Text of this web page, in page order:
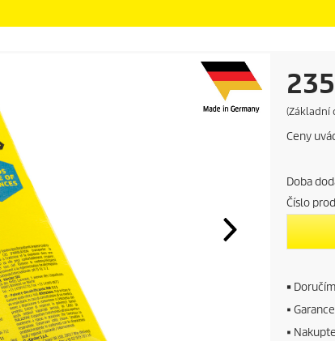
C
u
r
r
e
n
t
p
P
i
p
e
r
i
(Základní
Ceny
Doba
Číslo
■
■
■